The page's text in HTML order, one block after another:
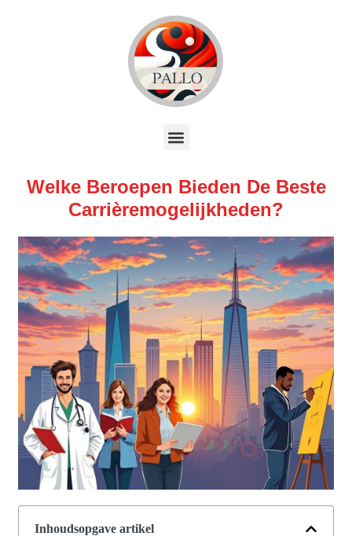
Welke Beroepen Bieden De Beste
Carrièremogelijkheden?
Inhoudsopgave artikel